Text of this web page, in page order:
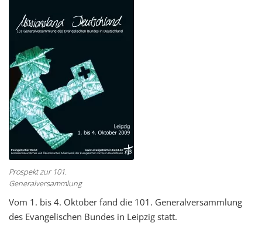
Prospekt zur 101.
Generalversammlung
Vom 1. bis 4. Oktober fand die 101. Generalversammlung
des Evangelischen Bundes in Leipzig statt.